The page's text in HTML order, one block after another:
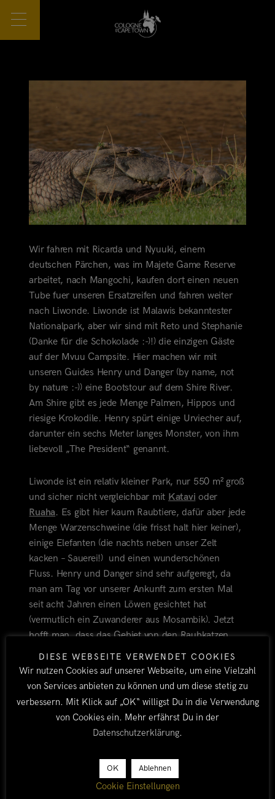
Wir fahren mit Ricarda und Nyuuki, einem
deutschen Pärchen, was im Majete Game Reserve
arbeitet, nach Mangochi, kaufen dort einen neuen
Tube fuer unseren Ersatzreifen und fahren weiter
nach Liwonde. Liwonde ist Malawis bekanntester
Nationalpark, aber wir sind mit Reto und Stephanie
(Danke für die Schokolade :-)!) die einzigen Gäste
auf der Mvuu Campsite. Hier machen wir mit
unseren Guides Henry und Danger (by name, not
by nature :-)) eine Bootstour auf dem Shire River.
Am Shire gibt es jede Menge Palmen, Hippos und
riesige Krokodile. Henry spürt einige Urviecher auf,
darunter ein sechs Meter langes Monster, von ihm
liebevoll „The President“ genannt.
Liwonde ist ein relativ kleiner Park, nur 550 m² groß
und sicher nicht vergleichbar mit Katavi oder
Ruaha. Es gibt hier kaum Raubtiere, dafür aber jede
Menge Warzenschweine (die frisst halt hier keiner),
einige Elefanten (die nachts neben unser Zelt
kacken – Sauerei!) und einen wunderschönen
Fluss. Henry und Danger sind sehr aufgeregt, da
man am Tag vor unserer Ankunft zum ersten Mal
seit acht Jahren einen Löwen gesichtet hat
(vermutlich ein Zuwanderer aus Mosambik). Jetzt
hofft man, dass das Gebiet von den Raubkatzen
wieder besiedelt wird. Zum ersten Mal während
unserer Reise ist es so richtig heiß, der Kühlschrank
hat mächtig zu tun und wir inhalieren unsere
Wasservorräte, die nach zwei Tagen aufgebracht
sind, weshalb wir wieder zurück nach Chembe
LIWONDE SHIRE RIVER MVUU
MALAWI
DIESE WEBSEITE VERWENDET COOKIES
Wir nutzen Cookies auf unserer Webseite, um eine Vielzahl
von Services anbieten zu können und um diese stetig zu
verbessern. Mit Klick auf „OK“ willigst Du in die Verwendung
von Cookies ein. Mehr erfährst Du in der
Datenschutzerklärung.
OK Ablehnen
Cookie Einstellungen